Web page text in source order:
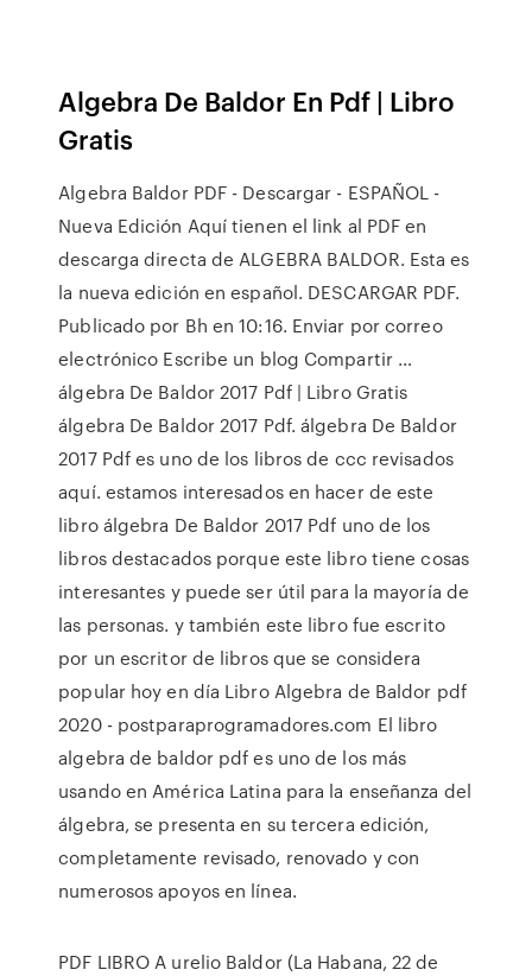
Algebra De Baldor En Pdf | Libro
Gratis
Algebra Baldor PDF - Descargar - ESPAÑOL -
Nueva Edición Aquí tienen el link al PDF en
descarga directa de ALGEBRA BALDOR. Esta es
la nueva edición en español. DESCARGAR PDF.
Publicado por Bh en 10:16. Enviar por correo
electrónico Escribe un blog Compartir …
álgebra De Baldor 2017 Pdf | Libro Gratis
álgebra De Baldor 2017 Pdf. álgebra De Baldor
2017 Pdf es uno de los libros de ccc revisados
aquí. estamos interesados en hacer de este
libro álgebra De Baldor 2017 Pdf uno de los
libros destacados porque este libro tiene cosas
interesantes y puede ser útil para la mayoría de
las personas. y también este libro fue escrito
por un escritor de libros que se considera
popular hoy en día Libro Algebra de Baldor pdf
2020 - postparaprogramadores.com El libro
algebra de baldor pdf es uno de los más
usando en América Latina para la enseñanza del
álgebra, se presenta en su tercera edición,
completamente revisado, renovado y con
numerosos apoyos en línea.
PDF LIBRO A urelio Baldor (La Habana, 22 de